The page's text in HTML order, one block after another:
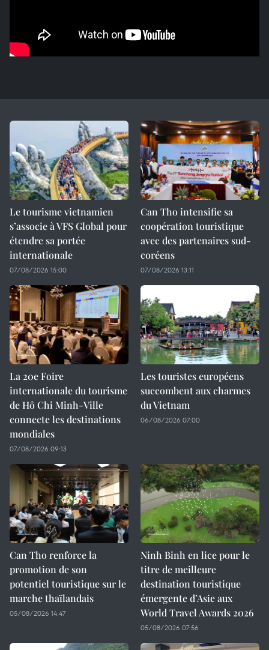
Le tourisme vietnamien
s’associe à VFS Global pour
étendre sa portée
internationale
07/08/2026 15:00
Can Tho intensifie sa
coopération touristique
avec des partenaires sud-
coréens
07/08/2026 13:11
La 20e Foire
internationale du tourisme
de Hô Chi Minh-Ville
connecte les destinations
mondiales
07/08/2026 09:13
Les touristes européens
succombent aux charmes
du Vietnam
06/08/2026 07:00
Can Tho renforce la
promotion de son
potentiel touristique sur le
marche thaïlandais
05/08/2026 14:47
Ninh Binh en lice pour le
titre de meilleure
destination touristique
émergente d’Asie aux
World Travel Awards 2026
05/08/2026 07:56